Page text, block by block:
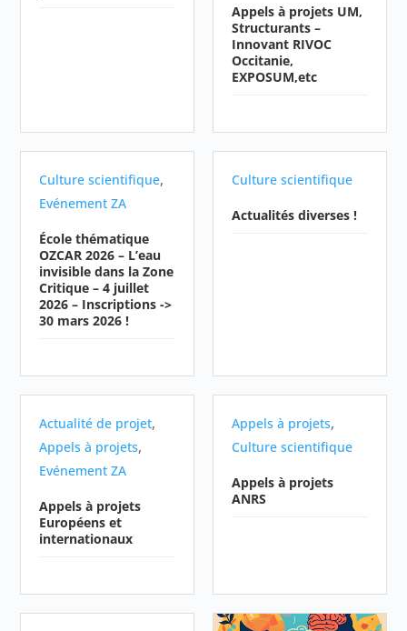
Appels à projets UM,
Structurants –
Innovant RIVOC
Occitanie,
EXPOSUM,etc
Culture scientifique,
Evénement ZA
École thématique
OZCAR 2026 – L’eau
invisible dans la Zone
Critique – 4 juillet
2026 – Inscriptions ->
30 mars 2026 !
Culture scientifique
Actualités diverses !
Actualité de projet,
Appels à projets,
Evénement ZA
Appels à projets
Européens et
internationaux
Appels à projets,
Culture scientifique
Appels à projets
ANRS